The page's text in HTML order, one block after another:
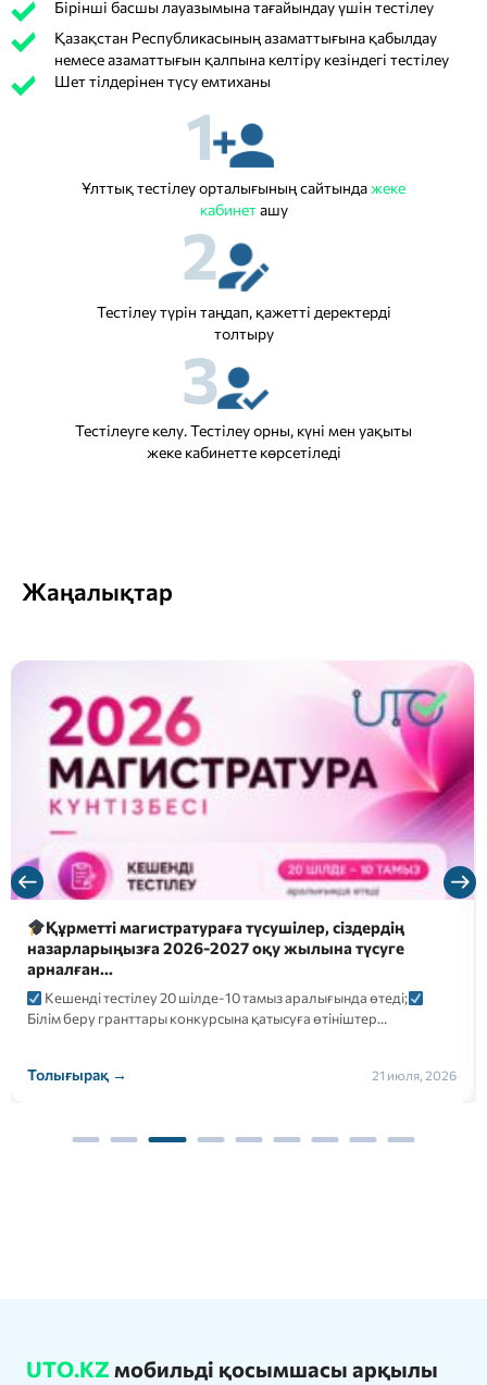
Бірінші басшы лауазымына тағайындау үшін тестілеу
Қазақстан Республикасының азаматтығына қабылдау
немесе азаматтығын қалпына келтіру кезіндегі тестілеу
Шет тілдерінен түсу емтиханы
1
Ұлттық тестілеу орталығының сайтындажеке
кабинеташу
2
Тестілеу түрін таңдап, қажетті деректерді
толтыру
3
Тестілеуге келу. Тестілеу орны, күні мен уақыты
жеке кабинетте көрсетіледі
Жаңалықтар
Құрметті магистратураға түсушілер, сіздердің
назарларыңызға 2026-2027 оқу жылына түсуге
арналған…
Кешенді тестілеу 20 шілде-10 тамыз аралығында өтеді;
Білім беру гранттары конкурсына қатысуға өтініштер…
Толығырақ → 21 июля, 2026
UTO.KZ мобильді қосымшасы арқылы